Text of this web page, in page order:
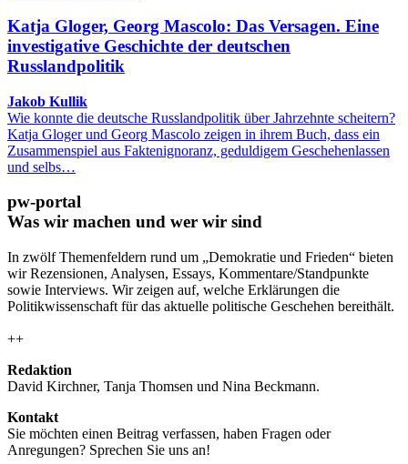
Katja Gloger, Georg Mascolo: Das Versagen. Eine
investigative Geschichte der deutschen
Russlandpolitik
Jakob Kullik
Wie konnte die deutsche Russlandpolitik über Jahrzehnte scheitern?
Katja Gloger und Georg Mascolo zeigen in ihrem Buch, dass ein
Zusammenspiel aus Faktenignoranz, geduldigem Geschehenlassen
und selbs…
pw-portal
Was wir machen und wer wir sind
In zwölf Themenfeldern rund um „Demokratie und Frieden“ bieten
wir Rezensionen, Analysen, Essays, Kommentare/Standpunkte
sowie Interviews. Wir zeigen auf, welche Erklärungen die
Politikwissenschaft für das aktuelle politische Geschehen bereithält.
++
Redaktion
David Kirchner, Tanja Thomsen und Nina Beckmann.
Kontakt
Sie möchten einen Beitrag verfassen, haben Fragen oder
Anregungen? Sprechen Sie uns an!